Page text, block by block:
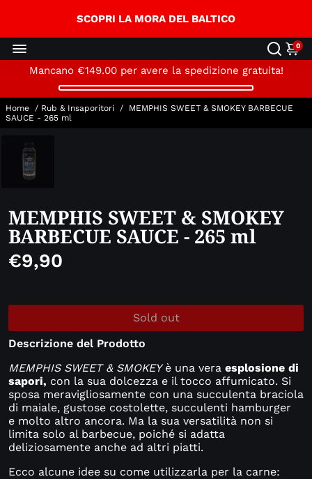
Skip to content
Skip to menu
Open Accessibility Widget
SCOPRI LA MORA DEL BALTICO
0
Mancano €149.00per avere la spedizione gratuita!
Home / Rub & Insaporitori /
MEMPHIS SWEET & SMOKEY BARBECUE
SAUCE - 265 ml
MEMPHIS SWEET & SMOKEY
BARBECUE SAUCE - 265 ml
€9,90
Sold out
Descrizione del Prodotto
MEMPHIS SWEET & SMOKEY è una vera esplosione di
sapori, con la sua dolcezza e il tocco affumicato. Si
sposa meravigliosamente con una succulenta braciola
di maiale, gustose costolette, succulenti hamburger
e molto altro ancora. Ma la sua versatilità non si
limita solo al barbecue, poiché si adatta
deliziosamente anche ad altri piatti.
Ecco alcune idee su come utilizzarla per la carne: